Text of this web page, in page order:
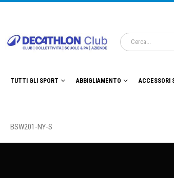
TUTTI GLI SPORT ABBIGLIAMENTO ACCESSORI
BSW201-NY-S